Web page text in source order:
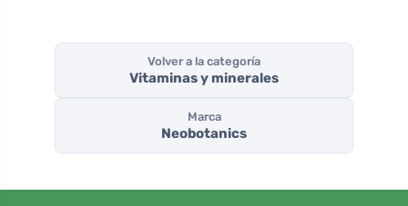
Volver a la categoría
Vitaminas y minerales
Marca
Neobotanics